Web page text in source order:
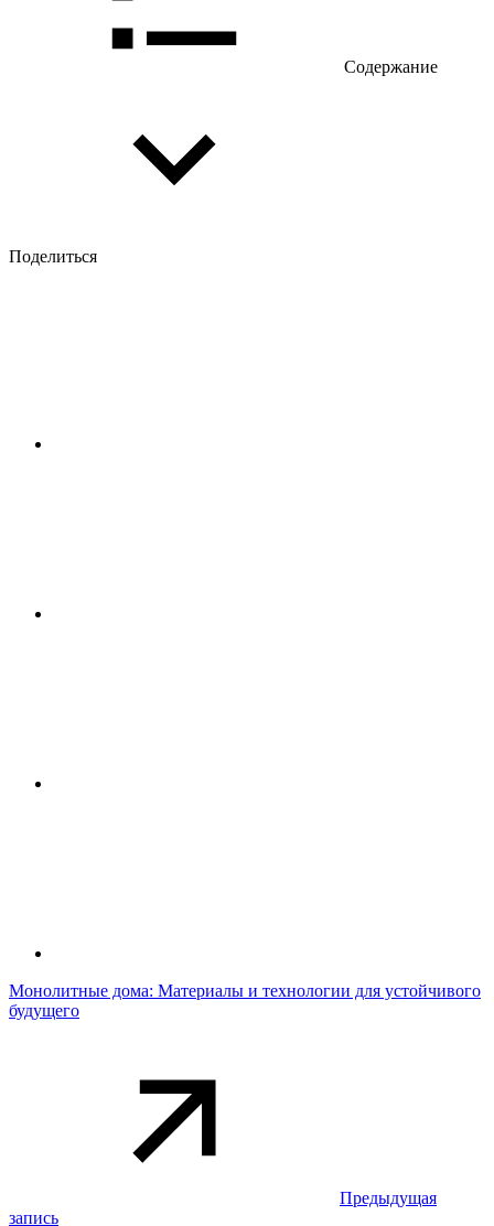
Содержание
Поделиться
Монолитные дома: Материалы и технологии для устойчивого
будущего
Предыдущая
запись